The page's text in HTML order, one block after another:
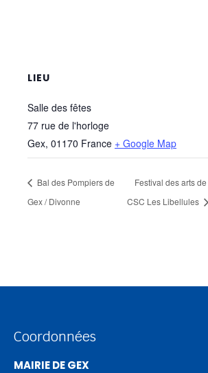
LIEU
Salle des fêtes
77 rue de l'horloge
Gex, 01170 France + Google Map
Bal des Pompiers de
Gex / Divonne
Festival des arts de
CSC Les Libellules
Coordonnées
MAIRIE DE GEX